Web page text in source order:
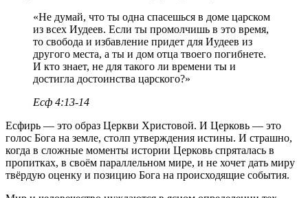
«Не думай, что ты одна спасешься в доме царском
из всех Иудеев. Если ты промолчишь в это время,
то свобода и избавление придет для Иудеев из
другого места, а ты и дом отца твоего погибнете.
И кто знает, не для такого ли времени ты и
достигла достоинства царского?»
Есф 4:13-14
Есфирь — это образ Церкви Христовой. И Церковь — это
голос Бога на земле, столп утверждения истины. И страшно,
когда в сложные моменты истории Церковь спряталась в
пропитках, в своём параллельном мире, и не хочет дать миру
твёрдую оценку и позицию Бога на происходящие события.